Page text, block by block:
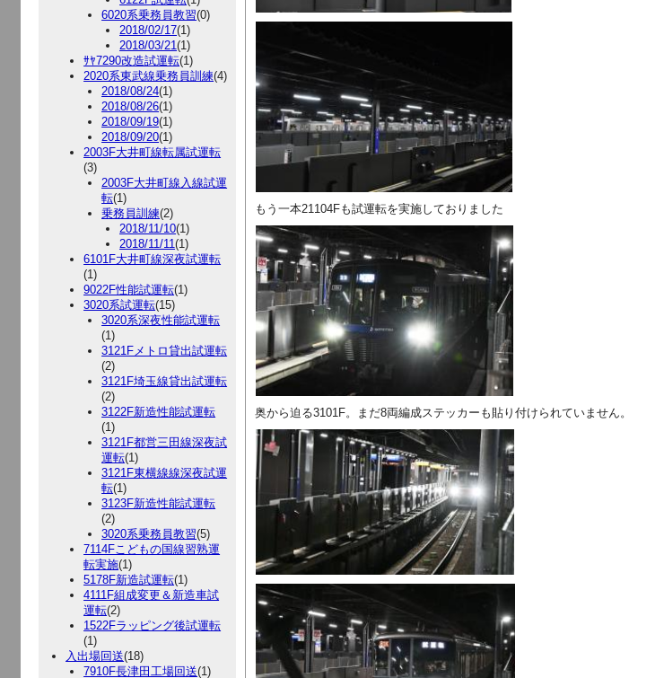
6020系乗務員教習(0)
2018/02/17(1)
2018/03/21(1)
ｻﾔ7290改造試運転(1)
2020系東武線乗務員訓練(4)
2018/08/24(1)
2018/08/26(1)
2018/09/19(1)
2018/09/20(1)
2003F大井町線転属試運転
(3)
2003F大井町線入線試運
転(1)
乗務員訓練(2)
2018/11/10(1)
2018/11/11(1)
6101F大井町線深夜試運転
(1)
9022F性能試運転(1)
3020系試運転(15)
3020系深夜性能試運転
(1)
3121Fメトロ貸出試運転
(2)
3121F埼玉線貸出試運転
(2)
3122F新造性能試運転
(1)
3121F都営三田線深夜試
運転(1)
3121F東横線線深夜試運
転(1)
3123F新造性能試運転
(2)
3020系乗務員教習(5)
7114Fこどもの国線習熟運
転実施(1)
5178F新造試運転(1)
4111F組成変更＆新造車試
運転(2)
1522Fラッピング後試運転
(1)
入出場回送(18)
7910F長津田工場回送(1)
もう一本21104Fも試運転を実施しておりました
奥から迫る3101F。まだ8両編成ステッカーも貼り付けられていません。